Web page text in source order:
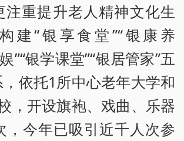
注重提升老人精神文化生
建“银享食堂”“银康养
”“银学课堂”“银居管家”五
依托1所中心老年大学和
，开设旗袍、戏曲、乐器
，今年已吸引近千人次参